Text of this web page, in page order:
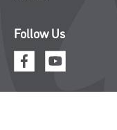
Follow Us